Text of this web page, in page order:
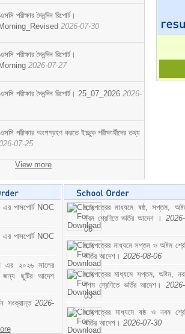
পরীক্ষার দৈনন্দিন রিপোর্ট।
2026-07-30
পরীক্ষার দৈনন্দিন রিপোর্ট।
2026-07-27
পরীক্ষার দৈনন্দিন রিপোর্ট। 25_07_2026 2026-
পরীক্ষার অংশগ্রহণ করতে ইচ্ছুক পরীক্ষার্থীদের তথ্য
07-25
View more
এর পাসপোর্ট NOC
এর পাসপোর্ট NOC
এর ২০২৬ সালের
জন্য ছুটির আদেশ
সংক্রান্ত 2026-
ছাড়পত্রের মাধ্যমে ষষ্ঠ, সপ্তম,
নবম শ্রেণিতে ভর্তির আদেশ ।
06
ছাড়পত্রের মাধ্যমে সপ্তম ও অষ্টম
ভর্তির আদেশ। 2026-08-06
ছাড়পত্রের মাধ্যমে সপ্তম, অষ্টম,
দশম শ্রেণিতে ভর্তির আদেশ।
03
ছাড়পত্রের মাধ্যমে ষষ্ঠ ও নবম
ভর্তির আদেশ। 2026-07-30